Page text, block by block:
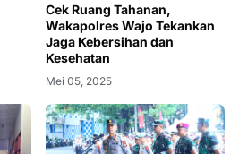
Cek Ruang Tahanan,
Wakapolres Wajo Tekankan
Jaga Kebersihan dan
Kesehatan
Mei 05, 2025